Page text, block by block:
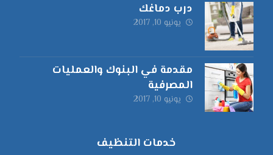
درب دماغك
يونيو 10, 2017
مقدمة في البنوك والعمليات
المصرفية
يونيو 10, 2017
خدمات التنظيف